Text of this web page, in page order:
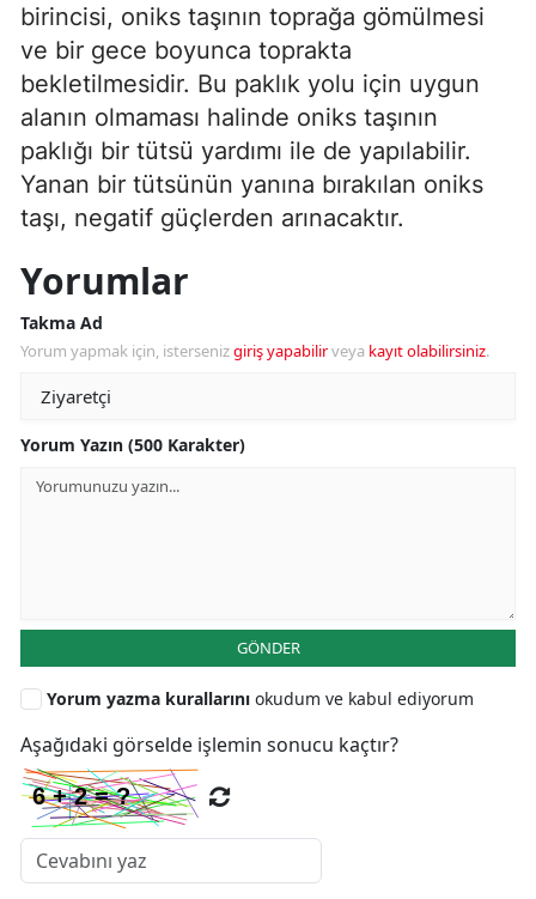
birincisi, oniks taşının toprağa gömülmesi
ve bir gece boyunca toprakta
bekletilmesidir. Bu paklık yolu için uygun
alanın olmaması halinde oniks taşının
paklığı bir tütsü yardımı ile de yapılabilir.
Yanan bir tütsünün yanına bırakılan oniks
taşı, negatif güçlerden arınacaktır.
Yorumlar
Takma Ad
Yorum yapmak için, istersenizgiriş yapabilirveya kayıt olabilirsiniz.
Yorum Yazın (500 Karakter)
GÖNDER
Yorum yazma kurallarını okudum ve kabul ediyorum
Aşağıdaki görselde işlemin sonucu kaçtır?